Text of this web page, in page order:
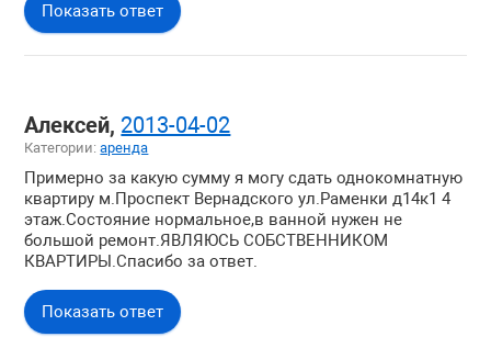
Показать ответ
Алексей, 2013-04-02
Категории:аренда
Примерно за какую сумму я могу сдать однокомнатную
квартиру м.Проспект Вернадского ул.Раменки д14к1 4
этаж.Состояние нормальное,в ванной нужен не
большой ремонт.ЯВЛЯЮСЬ СОБСТВЕННИКОМ
КВАРТИРЫ.Спасибо за ответ.
Показать ответ